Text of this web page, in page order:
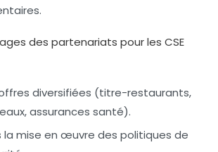
des partenariats pour les CSE
diversifiées (titre-restaurants,
assurances santé).
la mise en œuvre des politiques de